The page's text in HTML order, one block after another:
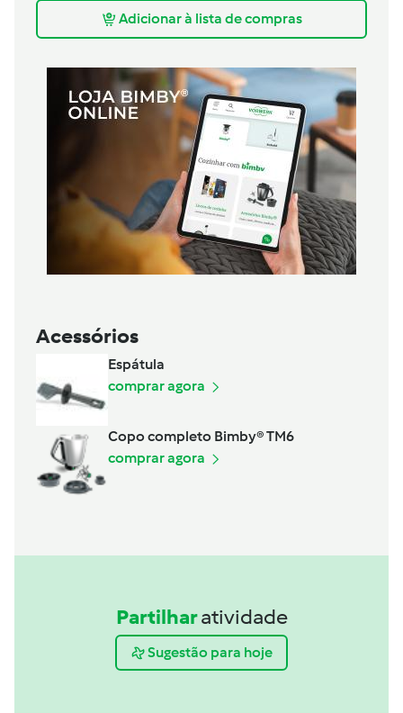
Adicionar à lista de compras
Acessórios
Espátula
comprar agora
Copo completo Bimby® TM6
comprar agora
Partilharatividade
Sugestão para hoje